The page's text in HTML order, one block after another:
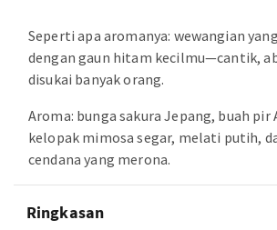
Seperti apa aromanya: wewangian
dengan gaun hitam kecilmu—cantik,
disukai banyak orang.
Aroma: bunga sakura Jepang, buah pir
kelopak mimosa segar, melati putih,
cendana yang merona.
Ringkasan